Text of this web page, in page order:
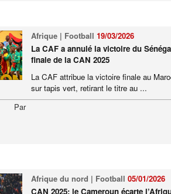
Afrique | Football19/03/2026
La CAF a annulé la victoire du
finale de la CAN 2025
La CAF attribue la victoire finale au
sur tapis vert, retirant le titre au ...
Par
Afrique du nord | Football05/01/2026
CAN 2025: le Cameroun écarte